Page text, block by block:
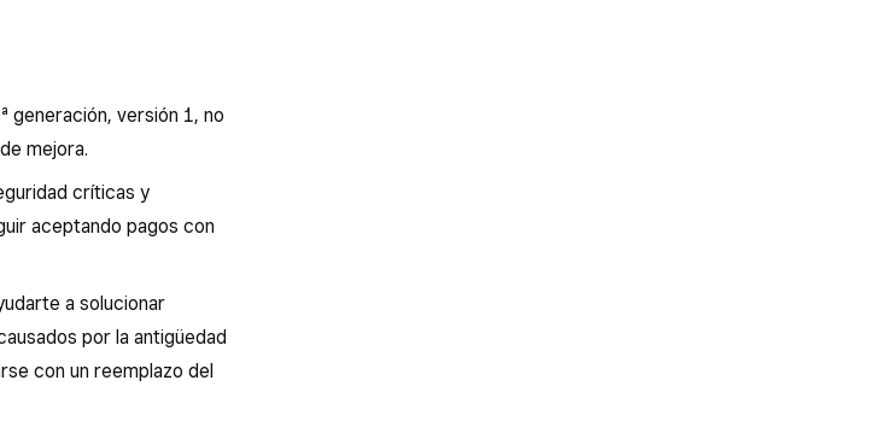
generación, versión 1, no
mejora.
críticas y
aceptando pagos con
a solucionar
por la antigüedad
con un reemplazo del